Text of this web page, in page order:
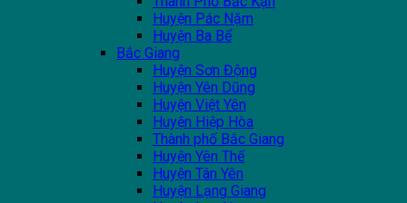
Huyện Pác Nặm
Huyện Ba Bể
Bắc Giang
Huyện Sơn Động
Huyện Yên Dũng
Huyện Việt Yên
Huyện Hiệp Hòa
Thành phố Bắc Giang
Huyện Yên Thế
Huyện Tân Yên
Huyện Lạng Giang